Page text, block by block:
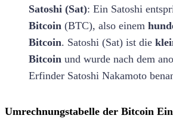
Satoshi (Sat): Ein Satoshi
Bitcoin (BTC), also einem
Bitcoin. Satoshi (Sat) ist die
Bitcoin und wurde nach dem
Erfinder Satoshi Nakamoto
Umrechnungstabelle der Bitcoin